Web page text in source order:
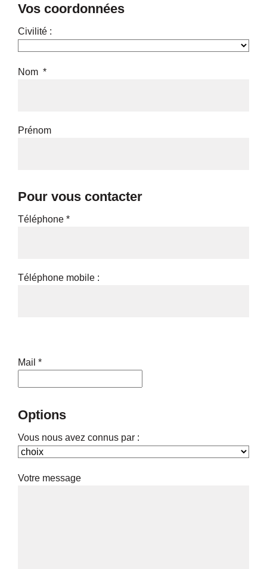
Vos coordonnées
Civilité :
Nom *
Prénom
Pour vous contacter
Téléphone *
Téléphone mobile :
Mail *
Options
Vous nous avez connus par :
Votre message